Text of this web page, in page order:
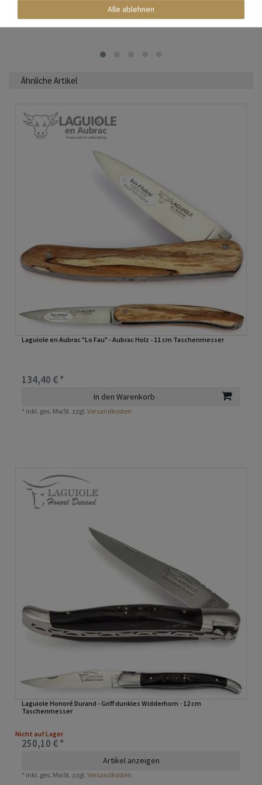
Versandkosten
Ähnliche Artikel
Laguiole en Aubrac "Lo Fau" - Aubrac Holz - 11 cm Taschenmesser
134,40 € *
In den Warenkorb
* inkl. ges. MwSt. zzgl.Versandkosten
Laguiole Honoré Durand - Griff dunkles Widderhorn - 12 cm
Taschenmesser
Nicht auf Lager
250,10 € *
Artikel anzeigen
* inkl. ges. MwSt. zzgl.Versandkosten
Alle ablehnen